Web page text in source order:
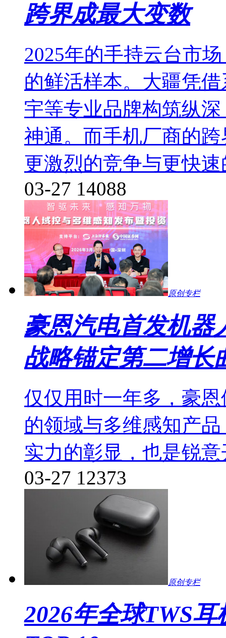
跨界成最大变数
2025年的手持云台市
的鲜活样本。大疆凭
宇等专业品牌构筑纵
神通。而手机厂商的
更激烈的竞争与更快
03-27 14088
原创专栏
豪恩汽电首发机器
战略锚定第二增长
仅仅用时一年多，豪
的领域与多维感知产
实力的彰显，也是锐
03-27 12373
原创专栏
2026年全球TWS